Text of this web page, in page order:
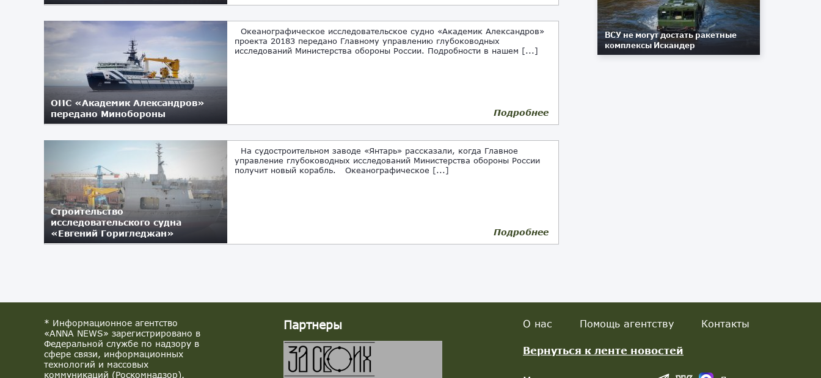
ОИС «Академик Александров»
передано Минобороны
Океанографическое исследовательское судно «Академик Александров»
проекта 20183 передано Главному управлению глубоководных
исследований Министерства обороны России. Подробности в нашем [...]
13.04.2020 Подробнее
Строительство
исследовательского судна
«Евгений Горигледжан»
На судостроительном заводе «Янтарь» рассказали, когда Главное
управление глубоководных исследований Министерства обороны России
получит новый корабль. Океанографическое [...]
19.02.2020 Подробнее
ВСУ не могут достать ракетные
комплексы Искандер
* Информационное агентство
«ANNA NEWS» зарегистрировано в
Федеральной службе по надзору в
сфере связи, информационных
технологий и массовых
коммуникаций (Роскомнадзор).
Партнеры О нас Помощь агентству Контакты
Вернуться к ленте новостей